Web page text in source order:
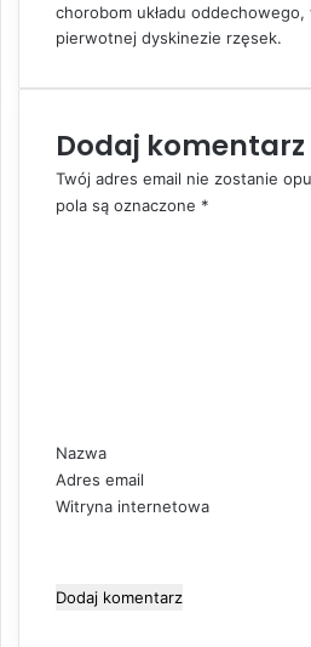
chorobom układu oddechowego,
pierwotnej dyskinezie rzęsek.
Dodaj komentarz
Twój adres email nie zostanie
pola są oznaczone *
z
*
Nazwa
Adres email
Witryna internetowa